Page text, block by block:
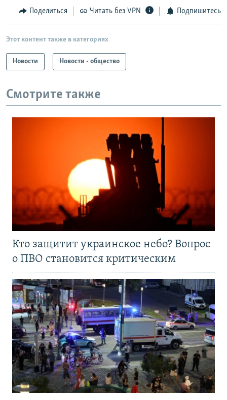
Поделиться Читать без VPN Подпишитесь
Этот контент также в категориях
Новости Новости - общество
Смотрите также
Кто защитит украинское небо? Вопрос
о ПВО становится критическим